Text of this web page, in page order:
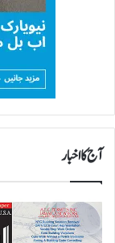
آج کا اخبار